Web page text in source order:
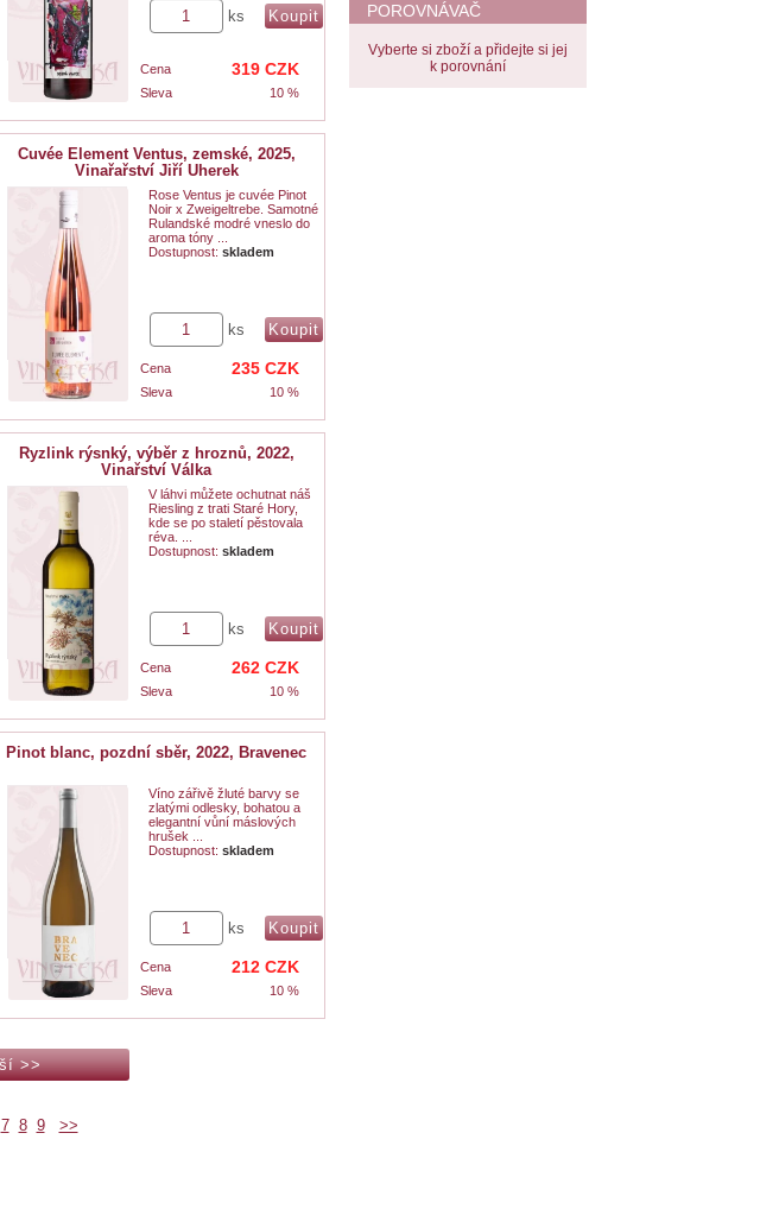
ks
Cena 319 CZK
Sleva 10 %
Cuvée Element Ventus, zemské, 2025,
Vinařařství Jiří Uherek
Rose Ventus je cuvée Pinot
Noir x Zweigeltrebe. Samotné
Rulandské modré vneslo do
aroma tóny ...
Dostupnost: skladem
ks
Cena 235 CZK
Sleva 10 %
Ryzlink rýsnký, výběr z hroznů, 2022,
Vinařství Válka
V láhvi můžete ochutnat náš
Riesling z trati Staré Hory,
kde se po staletí pěstovala
réva. ...
Dostupnost: skladem
ks
Cena 262 CZK
Sleva 10 %
Pinot blanc, pozdní sběr, 2022, Bravenec
Víno zářivě žluté barvy se
zlatými odlesky, bohatou a
elegantní vůní máslových
hrušek ...
Dostupnost: skladem
ks
Cena 212 CZK
Sleva 10 %
7 8 9 >>
POROVNÁVAČ
Vyberte si zboží a přidejte si jej
k porovnání